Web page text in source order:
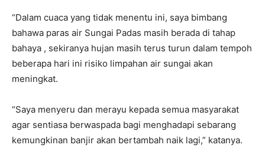
“Dalam cuaca yang tidak menentu ini, saya bimbang
bahawa paras air Sungai Padas masih berada di tahap
bahaya , sekiranya hujan masih terus turun dalam tempoh
beberapa hari ini risiko limpahan air sungai akan
meningkat.
“Saya menyeru dan merayu kepada semua masyarakat
agar sentiasa berwaspada bagi menghadapi sebarang
kemungkinan banjir akan bertambah naik lagi,” katanya.